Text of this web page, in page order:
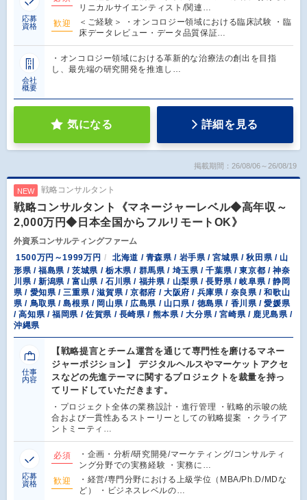
応募
資格
リニカルサイエンティスト/関連…
歓迎
＜ご経験＞ ・オンコロジー領域における臨床試験 ・臨
床データレビュー・データ品質保証…
会社
概要
・オンコロジー領域における革新的な治療法の創出を目指
し、最先端の研究開発を推進し…
気になる 詳細を見る
掲載期間：26/08/06～26/08/19
NEW 戦略コンサルタント
戦略コンサルタント《マネージャーレベル◆高年収～
2,000万円◆日本全国からフルリモートOK》
外資系コンサルティングファーム
1500万円～1999万円
北海道 / 青森県 / 岩手県 / 宮城県 / 秋田県 / 山
形県 / 福島県 / 茨城県 / 栃木県 / 群馬県 / 埼玉県 / 千葉県 / 東京都 / 神奈
川県 / 新潟県 / 富山県 / 石川県 / 福井県 / 山梨県 / 長野県 / 岐阜県 / 静岡
県 / 愛知県 / 三重県 / 滋賀県 / 京都府 / 大阪府 / 兵庫県 / 奈良県 / 和歌山
県 / 鳥取県 / 島根県 / 岡山県 / 広島県 / 山口県 / 徳島県 / 香川県 / 愛媛県
/ 高知県 / 福岡県 / 佐賀県 / 長崎県 / 熊本県 / 大分県 / 宮崎県 / 鹿児島県 /
沖縄県
仕事
内容
【戦略提言とチーム運営を通じて専門性を磨けるマネー
ジャーポジション】 デジタルヘルスやマーケットアクセ
スなどの先進テーマに関するプロジェクトを裁量を持っ
てリードしていただきます。
・プロジェクト全体の業務設計・進行管理 ・戦略的示唆の統
合および一貫性あるストーリーとしての戦略提案 ・クライア
ントミーティ…
応募
資格
必須
・企画・分析/研究開発/マーケティング/コンサルティ
ング分野での実務経験 ・実務に…
歓迎
・経営/専門分野における上級学位（MBA/Ph.D/MDな
ど） ・ビジネスレベルの…